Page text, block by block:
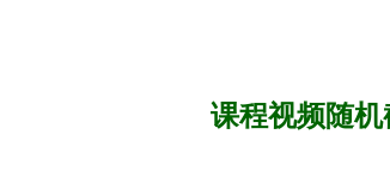
课程视频随机